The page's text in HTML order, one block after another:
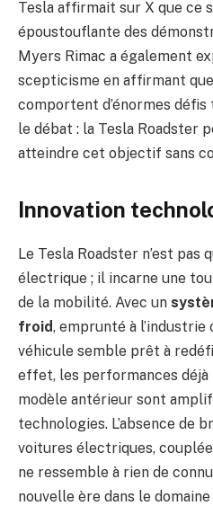
Tesla affirmait sur X que ce
époustouflante des
Myers Rimac a également
scepticisme en affirmant
comportent d’énormes défis
le débat : la Tesla Roadster
atteindre cet objectif sans
Innovation
Le Tesla Roadster n’est pas
électrique ; il incarne une
de la mobilité. Avec un
froid, emprunté à l’industrie
véhicule semble prêt à
effet, les performances déjà
modèle antérieur sont
technologies. L’absence de
voitures électriques,
ne ressemble à rien de
nouvelle ère dans le